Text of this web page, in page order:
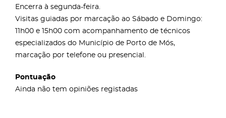
Encerra à segunda-feira.
Visitas guiadas por marcação ao Sábado e Domingo:
11h00 e 15h00 com acompanhamento de técnicos
especializados do Município de Porto de Mós,
marcação por telefone ou presencial.
Pontuação
Ainda não tem opiniões registadas